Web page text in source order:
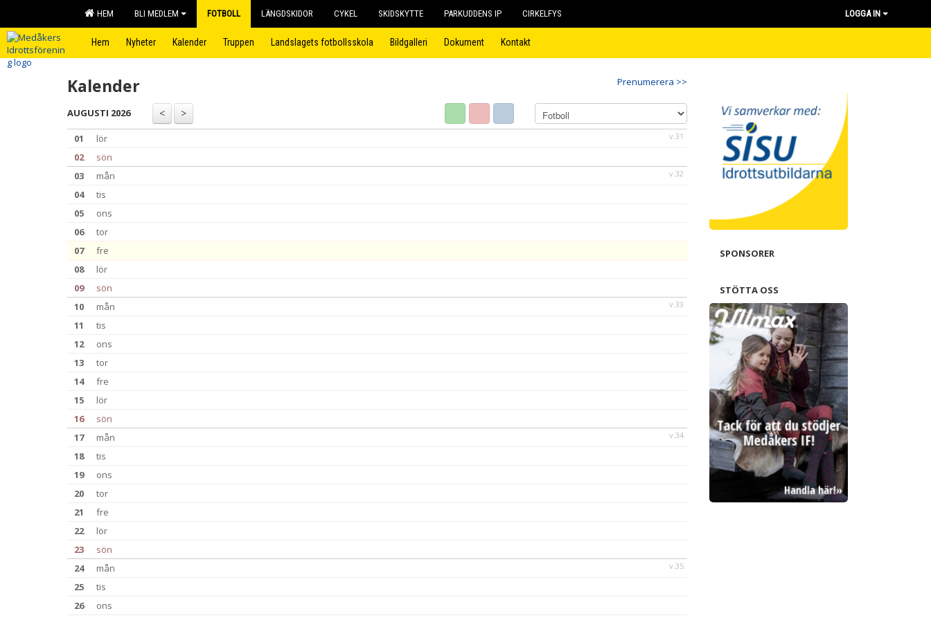
HEM BLI MEDLEM FOTBOLL LÄNGDSKIDOR CYKEL SKIDSKYTTE PARKUDDENS IP CIRKELFYS LOGGA IN
Hem Nyheter Kalender Truppen Landslagets fotbollsskola Bildgalleri Dokument Kontakt
Prenumerera >>
Kalender
AUGUSTI 2026
v.31
01
lör
02
sön
v.32
03
mån
04
tis
05
ons
06
tor
07
fre
08
lör
09
sön
v.33
10
mån
11
tis
12
ons
13
tor
14
fre
15
lör
16
sön
v.34
17
mån
18
tis
19
ons
20
tor
21
fre
22
lör
23
sön
v.35
24
mån
25
tis
26
ons
SPONSORER
STÖTTA OSS